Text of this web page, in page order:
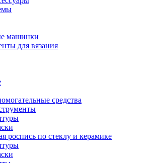
машинки
для вязания
средства
роспись по стеклу и керамике